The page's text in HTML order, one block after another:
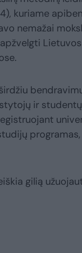
kuriame
nemažai
ir
gilią